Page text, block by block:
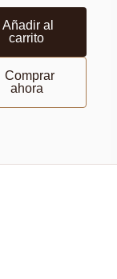
Añadir al
carrito
Comprar
ahora